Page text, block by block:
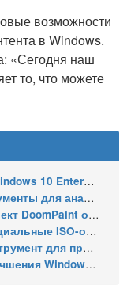
возможности
в Windows.
«Сегодня наш
то, что можете
обновления до января 2030 года
ETW MCP и WPA MCP
директора Microsoft Azure
11 для инсайдеров
11 и Windows 10 получил улучшения
выходят так медленно